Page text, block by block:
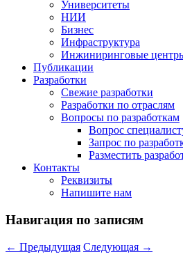
Университеты
НИИ
Бизнес
Инфраструктура
Инжиниринговые
Публикации
Разработки
Свежие разработки
Разработки по отраслям
Вопросы по разработкам
Вопрос
Запрос по
Разместить
Контакты
Реквизиты
Напишите нам
Навигация по записям
← Предыдущая Следующая →